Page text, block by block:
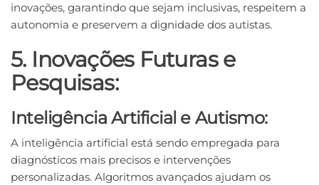
inovações, garantindo que sejam inclusivas, respeitem a
autonomia e preservem a dignidade dos autistas.
5. Inovações Futuras e
Pesquisas:
Inteligência Artificial e Autismo:
A inteligência artificial está sendo empregada para
diagnósticos mais precisos e intervenções
personalizadas. Algoritmos avançados ajudam os